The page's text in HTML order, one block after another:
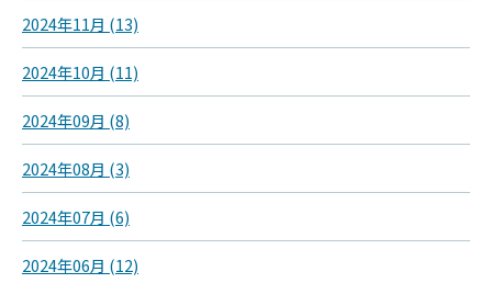
2024年11月 (13)
2024年10月 (11)
2024年09月 (8)
2024年08月 (3)
2024年07月 (6)
2024年06月 (12)